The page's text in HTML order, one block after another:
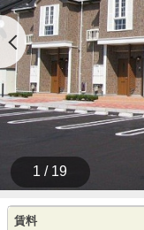
1 / 19
賃料